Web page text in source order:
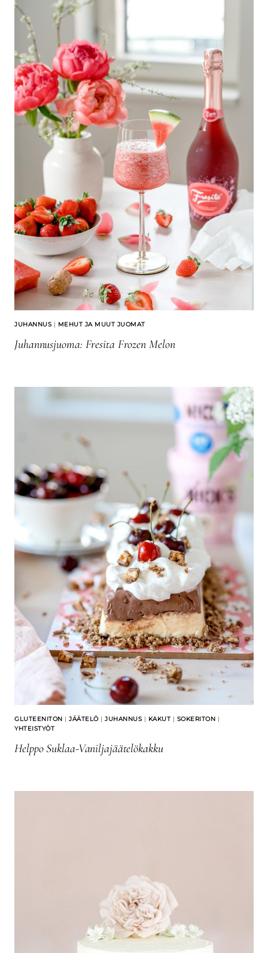
JUHANNUS | MEHUT JA MUUT JUOMAT
Juhannusjuoma: Fresita Frozen Melon
GLUTEENITON | JÄÄTELÖ| JUHANNUS | KAKUT | SOKERITON |
YHTEISTYÖT
Helppo Suklaa-Vaniljajäätelökakku